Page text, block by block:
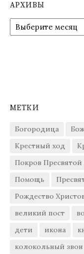
АРХИВЫ
Архивы
МЕТКИ
Богородица
Крестный ход
Покров
Помощь
Рождество
великий пост
дети
икона
колокольный звон